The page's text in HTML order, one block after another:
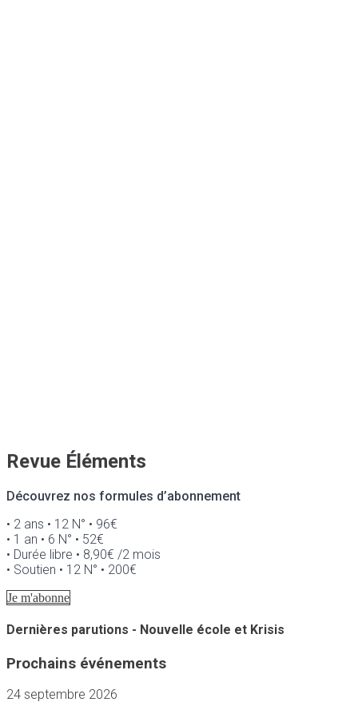
Revue Éléments
Découvrez nos formules d’abonnement
• 2 ans • 12 N° • 96€
• 1 an • 6 N° • 52€
• Durée libre • 8,90€ /2 mois
• Soutien • 12 N° • 200€
Je m'abonne
Dernières parutions - Nouvelle école et Krisis
Prochains événements
24 septembre 2026